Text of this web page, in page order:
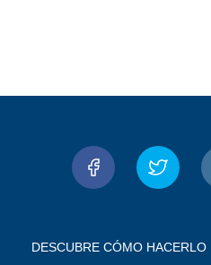
DESCUBRE CÓMO HACERLO